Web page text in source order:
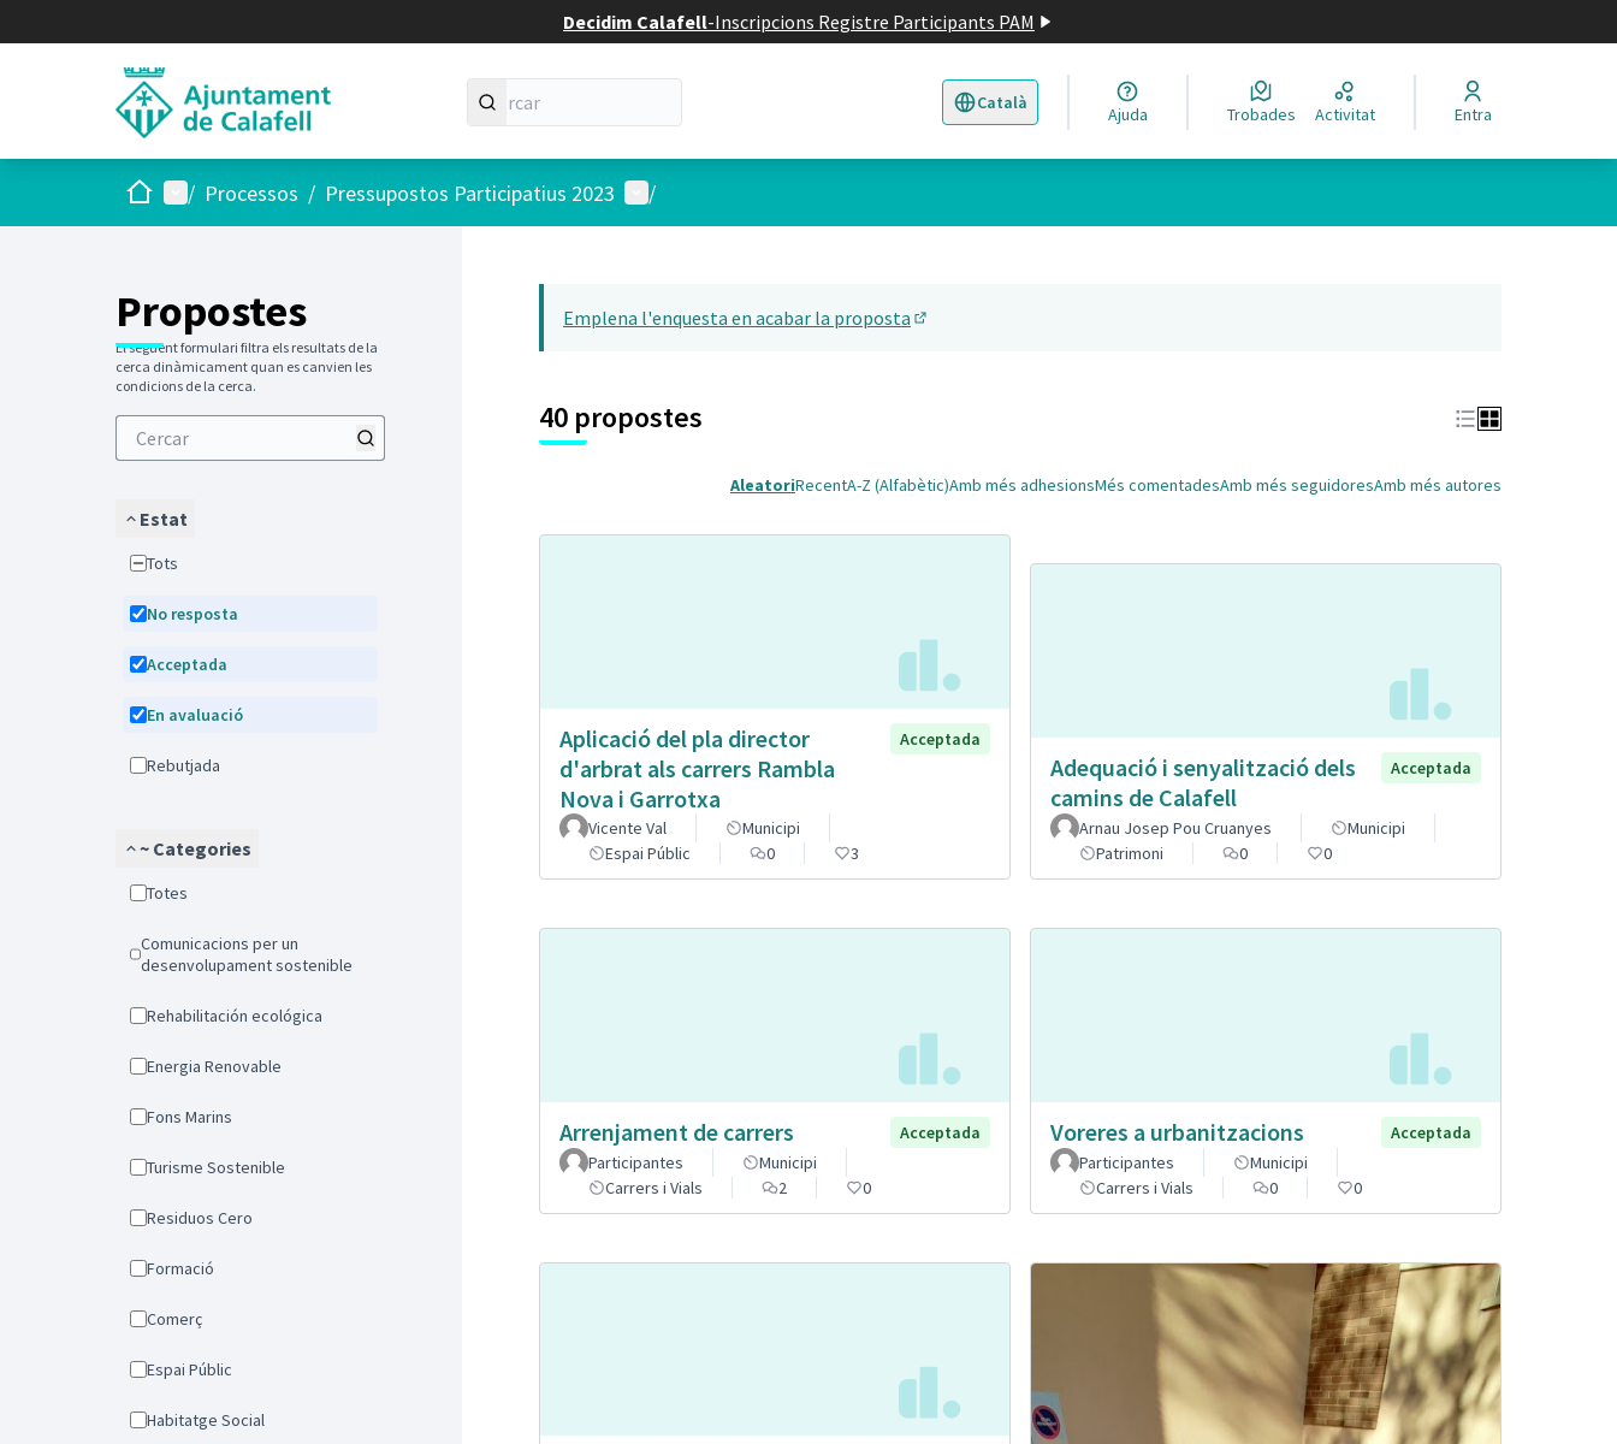
Decidim Calafell-Inscripcions Registre Participants PAM
Català
Triar la llengua Elegir el idioma
Ajuda Trobades Activitat Entra
Inici Menú principal
/ Processos / Pressupostos Participatius 2023 Menú d'usuari
/
Propostes
El següent formulari filtra els resultats de la
cerca dinàmicament quan es canvien les
condicions de la cerca.
Estat
Tots
No resposta
Acceptada
En avaluació
Rebutjada
~ Categories
Totes
Comunicacions per un
desenvolupament sostenible
Rehabilitación ecológica
Energia Renovable
Fons Marins
Turisme Sostenible
Residuos Cero
Formació
Comerç
Espai Públic
Habitatge Social
22
Emplena l'enquesta en acabar la proposta
40 propostes
AleatoriRecentA-Z (Alfabètic)Amb més adhesionsMés comentadesAmb més seguidoresAmb més autores
Aplicació del pla director
d'arbrat als carrers Rambla
Nova i Garrotxa
Acceptada
Vicente Val
Municipi
Espai Públic
0 3
Adequació i senyalització dels
camins de Calafell
Acceptada
Arnau Josep Pou Cruanyes
Municipi
Patrimoni
0 0
Arrenjament de carrers
Acceptada
Participantes
Municipi
Carrers i Vials
2 0
Voreres a urbanitzacions
Acceptada
Participantes
Municipi
Carrers i Vials
0 0